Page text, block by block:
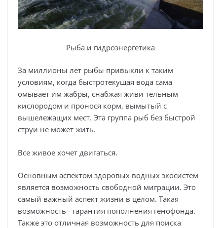
Рыба и гидроэнергетика
За миллионы лет рыбы привыкли к таким
условиям, когда быстротекущая вода сама
омывает им жабры, снабжая живи тельным
кислородом и пронося корм, вымытый с
вышележащих мест. Эта группа рыб без быстрой
струи не может жить.
Все живое хочет двигаться.
Основным аспектом здоровых водных экосистем
является возможность свободной миграции. Это
самый важный аспект жизни в целом. Такая
возможность - гарантия пополнения генофонда.
Также это отличная возможность для поиска